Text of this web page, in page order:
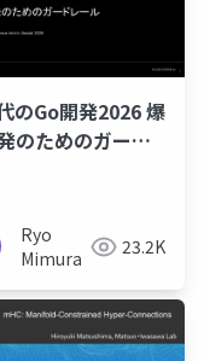
のGo開発2026 爆
のためのガード
Ryo
Mimura
23.2K